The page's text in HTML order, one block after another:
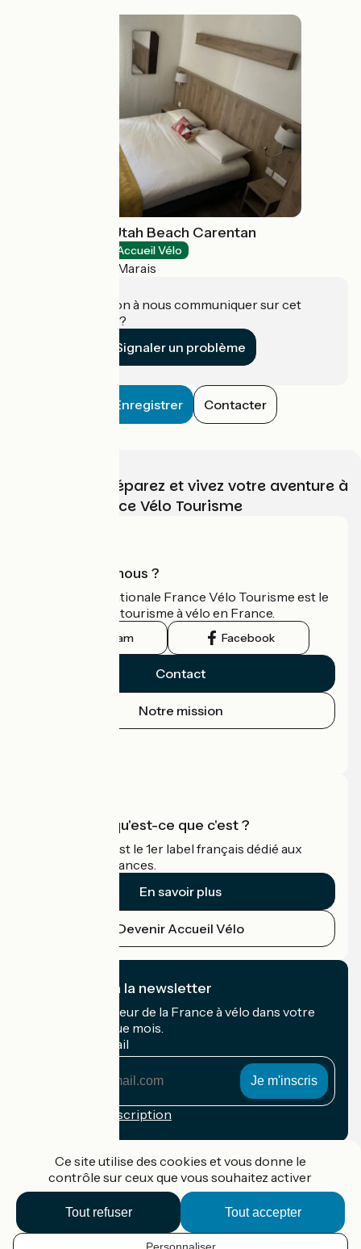
Contact Hôtel Utah Beach Carentan
Accueil Vélo
Carentan-les-Marais
Une information à nous communiquer sur cet
établissement ?
Signaler un problème
Enregistrer Contacter
Choisissez, préparez et vivez votre aventure à
vélo avec France Vélo Tourisme
Qui sommes-nous ?
L'association nationale France Vélo Tourisme est le
guide officiel du tourisme à vélo en France.
Instagram Facebook
Contact
Notre mission
Accueil Vélo qu'est-ce que c'est ?
Accueil Vélo c'est le 1er label français dédié aux
cyclistes en vacances.
En savoir plus
Devenir Accueil Vélo
Je m'abonne à la newsletter
Recevez le meilleur de la France à vélo dans votre
boîte mail chaque mois.
Mon adresse mail
Conditions d'inscription
Accueil Vélo Pro
Contact
Ce site utilise des cookies et vous donne le
contrôle sur ceux que vous souhaitez activer
Tout accepter
Tout refuser